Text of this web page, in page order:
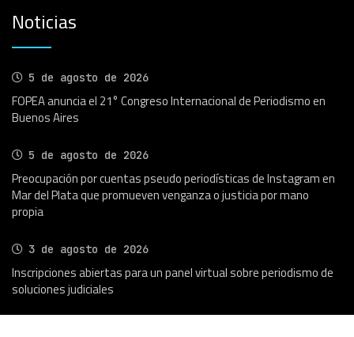
Noticias
5 de agosto de 2026
FOPEA anuncia el 21° Congreso Internacional de Periodismo en
Buenos Aires
5 de agosto de 2026
Preocupación por cuentas pseudo periodísticas de Instagram en
Mar del Plata que promueven venganza o justicia por mano
propia
3 de agosto de 2026
Inscripciones abiertas para un panel virtual sobre periodismo de
soluciones judiciales